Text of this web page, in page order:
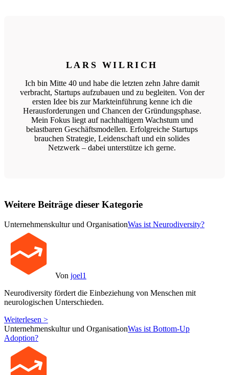
LARS WILRICH
Ich bin Mitte 40 und habe die letzten zehn Jahre damit
verbracht, Startups aufzubauen und zu begleiten. Von der
ersten Idee bis zur Markteinführung kenne ich die
Herausforderungen und Chancen der Gründungsphase.
Mein Fokus liegt auf nachhaltigem Wachstum und
belastbaren Geschäftsmodellen. Erfolgreiche Startups
brauchen Strategie, Leidenschaft und ein solides
Netzwerk – dabei unterstütze ich gerne.
Weitere Beiträge dieser Kategorie
Unternehmenskultur und OrganisationWas ist Neurodiversity?
Von joel1
Neurodiversity fördert die Einbeziehung von Menschen mit
neurologischen Unterschieden.
Weiterlesen >
Unternehmenskultur und OrganisationWas ist Bottom-Up
Adoption?